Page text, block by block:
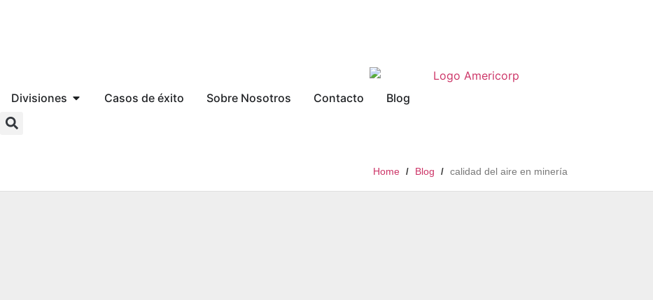
Divisiones Casos de éxito Sobre Nosotros Contacto Blog
Home / Blog / calidad del aire en minería